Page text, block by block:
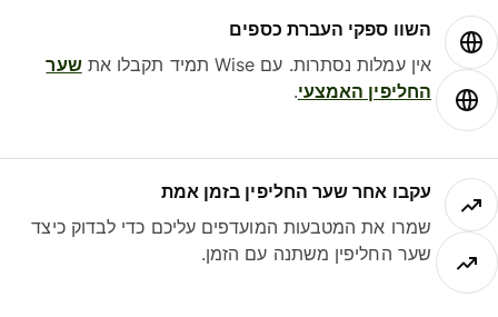
השוו ספקי העברת כספים
אין עמלות נסתרות. עם Wise תמיד תקבלו את
שער
החליפין האמצעי.
עקבו אחר שער החליפין בזמן אמת
שמרו את המטבעות המועדפים עליכם כדי לבדוק כיצד
שער החליפין משתנה עם הזמן.